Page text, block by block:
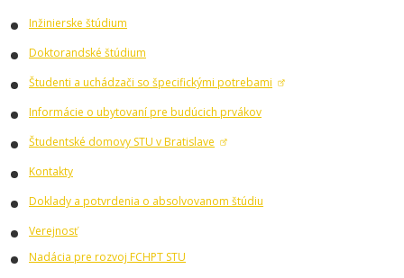
Inžinierske štúdium
Doktorandské štúdium
Študenti a uchádzači so špecifickými potrebami
Informácie o ubytovaní pre budúcich prvákov
Študentské domovy STU v Bratislave
Kontakty
Doklady a potvrdenia o absolvovanom štúdiu
Verejnosť
Nadácia pre rozvoj FCHPT STU